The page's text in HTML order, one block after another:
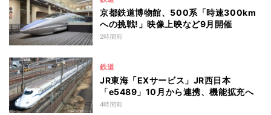
京都鉄道博物館、500系「時速300km
への挑戦!」映像上映など9月開催
2時間前
鉄道
JR東海「EXサービス」JR西日本
「e5489」10月から連携、機能拡充へ
4時間前